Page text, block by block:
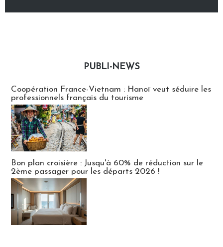
PUBLI-NEWS
Coopération France-Vietnam : Hanoï veut séduire les
professionnels français du tourisme
Bon plan croisière : Jusqu'à 60% de réduction sur le
2ème passager pour les départs 2026 !